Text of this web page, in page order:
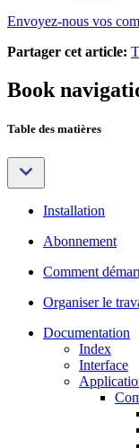
Envoyez-nous vos
Partager cet article:
Book
Table des matières
Installation
Abonnement
Comment
Organiser le
Documentation
Index
Interface